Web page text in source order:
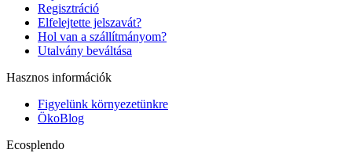
Regisztráció
Elfelejtette jelszavát?
Hol van a szállítmányom?
Utalvány beváltása
Hasznos információk
Figyelünk környezetünkre
ÖkoBlog
Ecosplendo